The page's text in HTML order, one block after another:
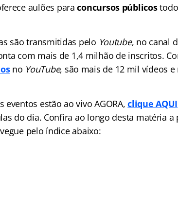
aulões paraconcursos públicos
são transmitidas pelo Youtube, no canal
com mais de 1,4 milhão de inscritos.
no YouTube, são mais de 12 mil vídeos
eventos estão ao vivo AGORA,clique AQUI
do dia. Confira ao longo desta matéria
pelo índice abaixo: